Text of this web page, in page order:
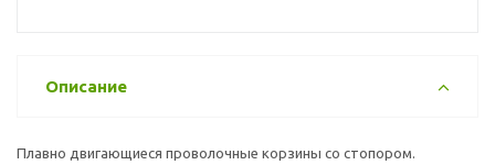
Описание
Плавно двигающиеся проволочные корзины со стопором.